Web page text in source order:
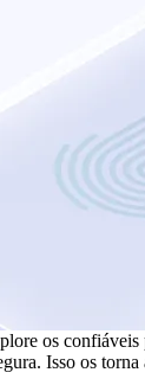
os confiáveis
Isso os